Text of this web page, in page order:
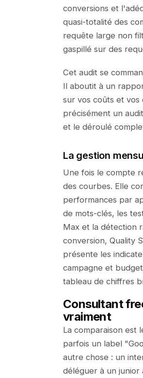
conversions et
quasi-totalité des
requête large non
gaspillé sur des
Cet audit se
Il aboutit à un
sur vos coûts et vos
précisément un
et le déroulé
La gestion
Une fois le compte
des courbes. Elle
performances par
de mots-clés, les
Max et la détection
conversion, Quality
présente les
campagne et
tableau de chiffres
Consultant
vraiment
La comparaison est
parfois un label
autre chose : un
déléguer à un junior